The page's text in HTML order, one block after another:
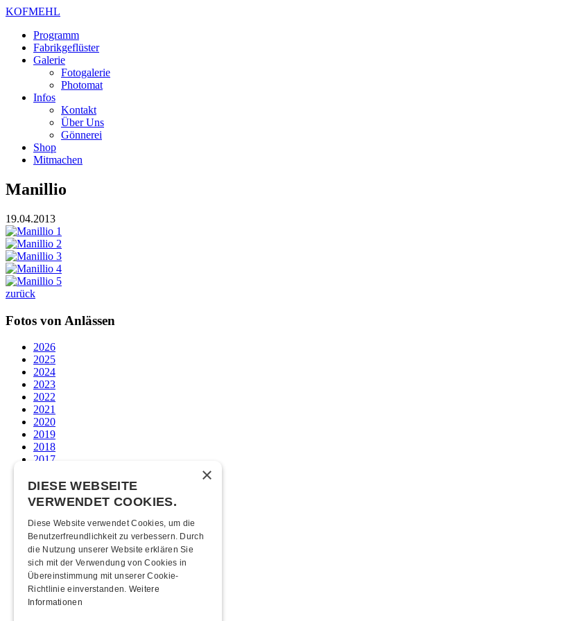
KOFMEHL
Programm
Fabrikgeflüster
Galerie
Fotogalerie
Photomat
Infos
Kontakt
Über Uns
Gönnerei
Shop
Mitmachen
Manillio
19.04.2013
zurück
Fotos von Anlässen
2026
2025
2024
2023
2022
2021
2020
2019
2018
2017
2015
2014
2013
2012
2011
2010
2009
2008
2007
2006
2005
×
DIESE WEBSEITE
VERWENDET COOKIES.
Diese Website verwendet Cookies, um die
Benutzerfreundlichkeit zu verbessern. Durch
die Nutzung unserer Website erklären Sie
sich mit der Verwendung von Cookies in
Übereinstimmung mit unserer Cookie-
Richtlinie einverstanden. Weitere
Informationen